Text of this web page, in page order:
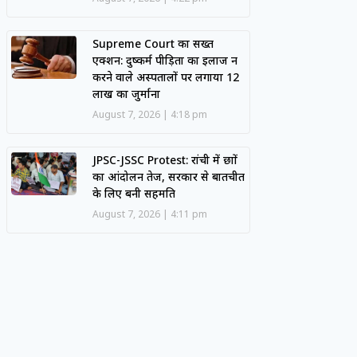
Supreme Court का सख्त
एक्शन: दुष्कर्म पीड़िता का इलाज न
करने वाले अस्पतालों पर लगाया 12
लाख का जुर्माना
August 7, 2026 4:18 pm
JPSC-JSSC Protest: रांची में छात्रों
का आंदोलन तेज, सरकार से बातचीत
के लिए बनी सहमति
August 7, 2026 4:11 pm